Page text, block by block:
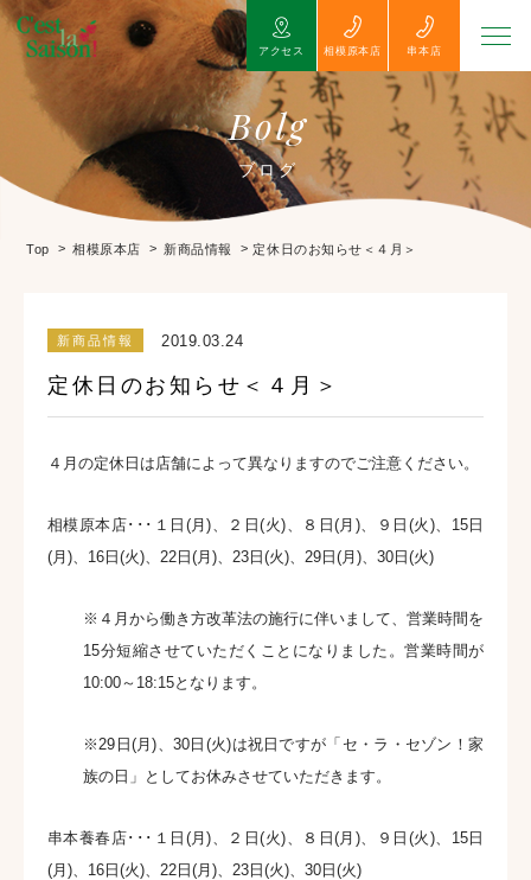
アクセス 相模原本店 串本店
Bolg
ブログ
Top > 相模原本店 > 新商品情報 >定休日のお知らせ＜４月＞
新商品情報 2019.03.24
定休日のお知らせ＜４月＞
４月の定休日は店舗によって異なりますのでご注意ください。
相模原本店･･･１日(月)、２日(火)、８日(月)、９日(火)、15日
(月)、16日(火)、22日(月)、23日(火)、29日(月)、30日(火)
※４月から働き方改革法の施行に伴いまして、営業時間を
15分短縮させていただくことになりました。営業時間が
10:00～18:15となります。
※29日(月)、30日(火)は祝日ですが「セ・ラ・セゾン！家
族の日」としてお休みさせていただきます。
串本養春店･･･１日(月)、２日(火)、８日(月)、９日(火)、15日
(月)、16日(火)、22日(月)、23日(火)、30日(火)